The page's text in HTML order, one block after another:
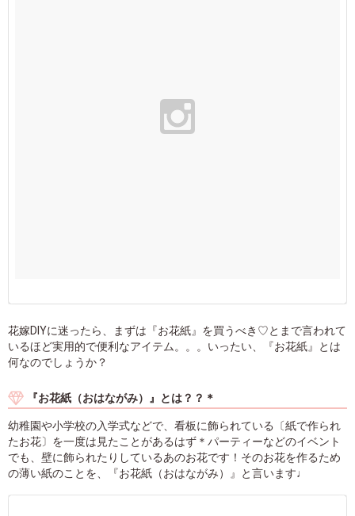
花嫁DIYに迷ったら、まずは『お花紙』を買うべき♡とまで言われて
いるほど実用的で便利なアイテム。。。いったい、『お花紙』とは
何なのでしょうか？
『お花紙（おはながみ）』とは？？＊
幼稚園や小学校の入学式などで、看板に飾られている〔紙で作られ
たお花〕を一度は見たことがあるはず＊パーティーなどのイベント
でも、壁に飾られたりしているあのお花です！そのお花を作るため
の薄い紙のことを、『お花紙（おはながみ）』と言います♩